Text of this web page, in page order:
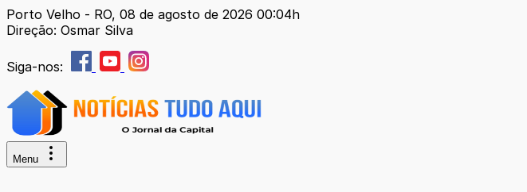
Porto Velho - RO, 08 de agosto de 2026 00:04h
Direção: Osmar Silva
Siga-nos:
Menu